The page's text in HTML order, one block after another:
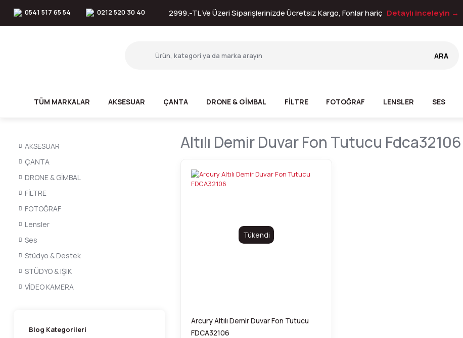
0541 517 65 54 0212 520 30 40 2999.-TL Ve Üzeri Siparişlerinizde Ücretsiz Kargo, Fonlar hariç Detaylı inceleyin →
ARA
TÜM MARKALAR AKSESUAR ÇANTA DRONE & GİMBAL FİLTRE FOTOĞRAF LENSLER SES
AKSESUAR
ÇANTA
DRONE & GİMBAL
FİLTRE
FOTOĞRAF
Lensler
Ses
Stüdyo & Destek
STÜDYO & IŞIK
VİDEO KAMERA
Blog Kategorileri
Altılı Demir Duvar Fon Tutucu Fdca32106
Tükendi
Arcury Altılı Demir Duvar Fon Tutucu
FDCA32106